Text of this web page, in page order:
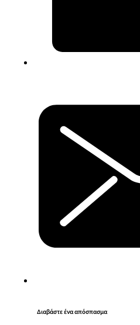
Διαβάστε ένα απόσπασμα